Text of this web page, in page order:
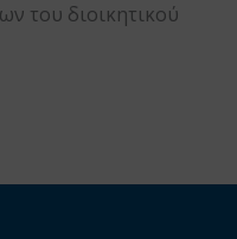
του διοικητικού